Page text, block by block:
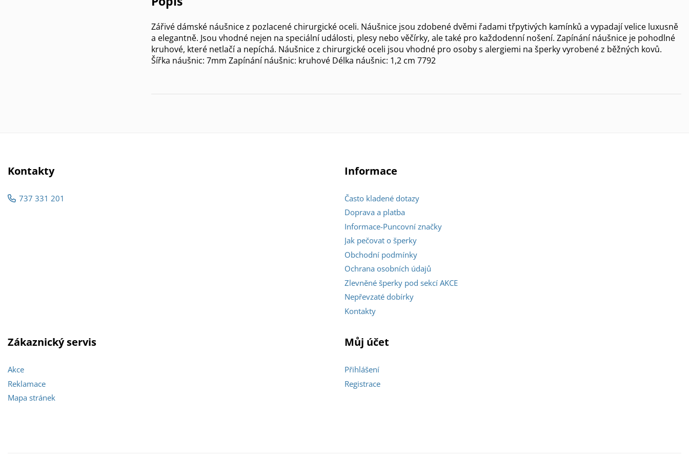
Zářivé dámské náušnice z pozlacené chirurgické oceli. Náušnice jsou zdobené dvěmi řadami třpytivých kamínků a vypadají velice luxusně
a elegantně. Jsou vhodné nejen na speciální události, plesy nebo věčírky, ale také pro každodenní nošení. Zapínání náušnice je pohodlné
kruhové, které netlačí a nepíchá. Náušnice z chirurgické oceli jsou vhodné pro osoby s alergiemi na šperky vyrobené z běžných kovů.
Šířka náušnic: 7mm Zapínání náušnic: kruhové Délka náušnic: 1,2 cm 7792
Kontakty
737 331 201
Informace
Často kladené dotazy
Doprava a platba
Informace-Puncovní značky
Jak pečovat o šperky
Obchodní podmínky
Ochrana osobních údajů
Zlevněné šperky pod sekcí AKCE
Nepřevzaté dobírky
Kontakty
Zákaznický servis
Akce
Reklamace
Mapa stránek
Můj účet
Přihlášení
Registrace